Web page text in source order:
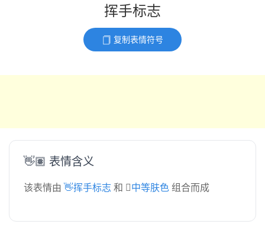
挥手标志
复制表情符号
👋🏽 表情含义
该表情由 👋挥手标志 和🏽中等肤色 组合而成